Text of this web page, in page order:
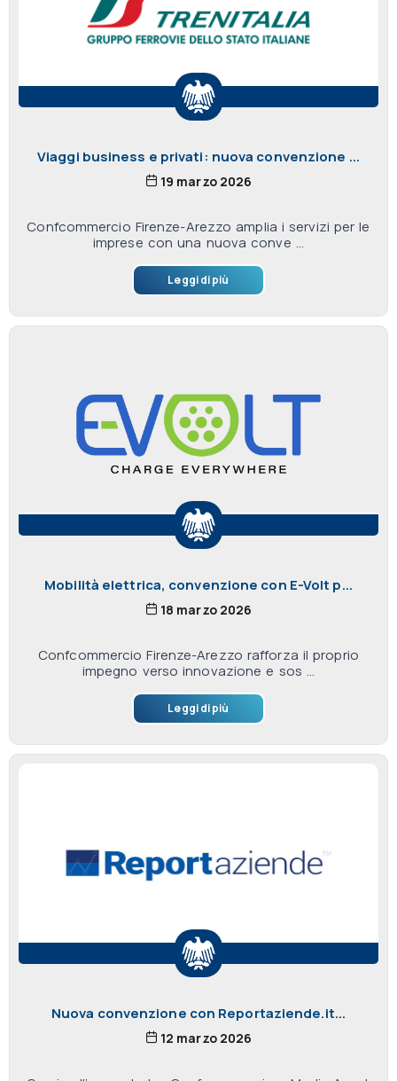
Viaggi business e privati: nuova convenzione ...
19 marzo 2026
Confcommercio Firenze-Arezzo amplia i servizi per le
imprese con una nuova conve ...
Leggi di più
Mobilità elettrica, convenzione con E-Volt p...
18 marzo 2026
Confcommercio Firenze-Arezzo rafforza il proprio
impegno verso innovazione e sos ...
Leggi di più
Nuova convenzione con Reportaziende.it...
12 marzo 2026